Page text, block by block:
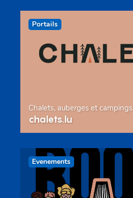
Portails
Chalets, auberges et campings
chalets.lu
Evenements